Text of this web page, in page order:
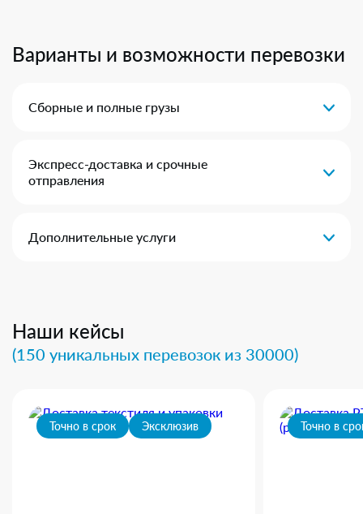
Варианты и возможности перевозки
Сборные и полные грузы
Экспресс-доставка и срочные
отправления
Дополнительные услуги
Наши кейсы
(150 уникальных перевозок из 30000)
Точно в срок Эксклюзив Точно в